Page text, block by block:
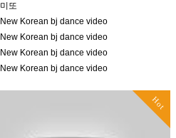
미또
New Korean bj dance video
New Korean bj dance video
New Korean bj dance video
New Korean bj dance video
Hot